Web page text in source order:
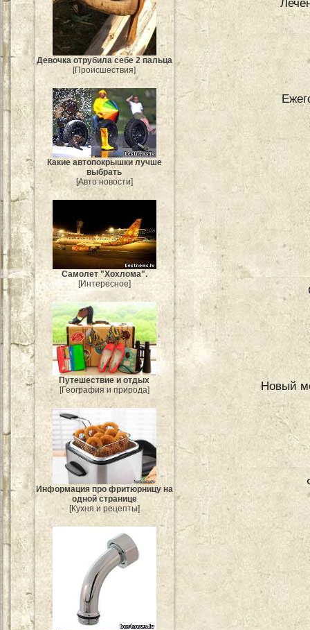
Девочка отрубила себе 2 пальца
[Происшествия]
Какие автопокрышки лучше
выбрать
[Авто новости]
Самолет "Хохлома".
[Интересное]
Путешествие и отдых
[География и природа]
Информация про фритюрницу на
одной странице
[Кухня и рецепты]
Новый